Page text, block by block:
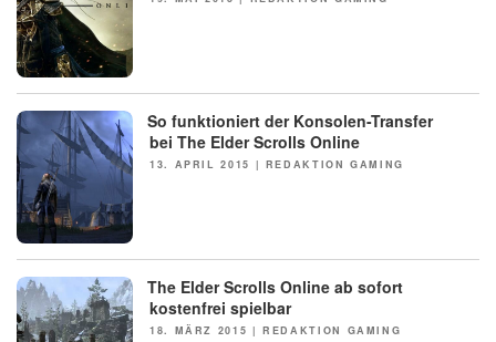
NEWS
So funktioniert der Konsolen-Transfer
bei The Elder Scrolls Online
POSTED
13. APRIL 2015 | REDAKTION GAMING
NEWS
The Elder Scrolls Online ab sofort
kostenfrei spielbar
POSTED
18. MÄRZ 2015 |REDAKTION GAMING